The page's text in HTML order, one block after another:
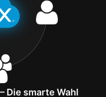
Die smarte Wahl